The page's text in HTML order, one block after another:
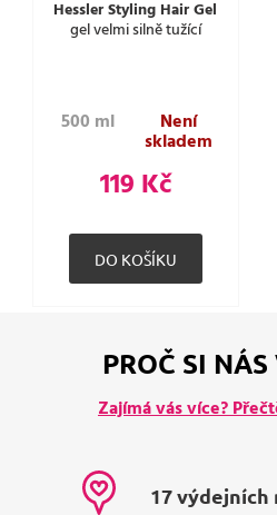
Hessler Styling Hair Gel
gel velmi silně tužící
500 ml Není
skladem
119 Kč
PROČ SI
Zajímá vás více?
17 výdejních